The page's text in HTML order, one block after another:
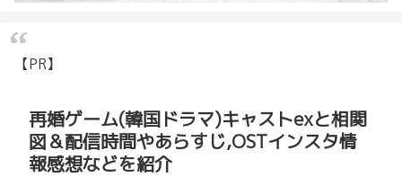
【PR】
再婚ゲーム(韓国ドラマ)キャストexと相関
図＆配信時間やあらすじ,OSTインスタ情
報感想などを紹介